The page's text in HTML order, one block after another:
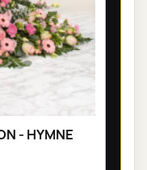
- HYMNE